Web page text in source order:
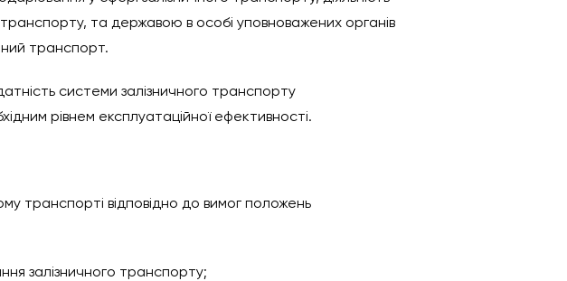
та державою в особі уповноважених органів
транспорт.
системи залізничного транспорту
рівнем експлуатаційної ефективності.
транспорті відповідно до вимог положень
залізничного транспорту;